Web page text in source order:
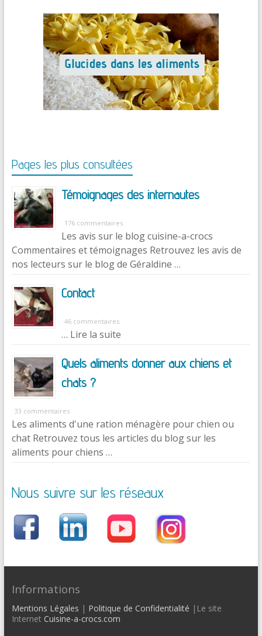
Pages les plus consultées
Témoignages des internautes
176 commentaires
Les avis sur le blog cuisine-a-crocs
Commentaires et témoignages Retrouvez les avis de
nos lecteurs sur le blog de Géraldine …
Contact
46 commentaires
… Lire la suite
Quels aliments donner aux chiens et
chats ?
33 commentaires
Les aliments d'une ration ménagère pour chien ou
chat Retrouvez tous les articles du blog sur les
aliments pour chiens …
Nous suivre sur les réseaux
Informations
Mentions Légales | Politique de Confidentialité |Le site
Internet Cuisine-a-crocs.com